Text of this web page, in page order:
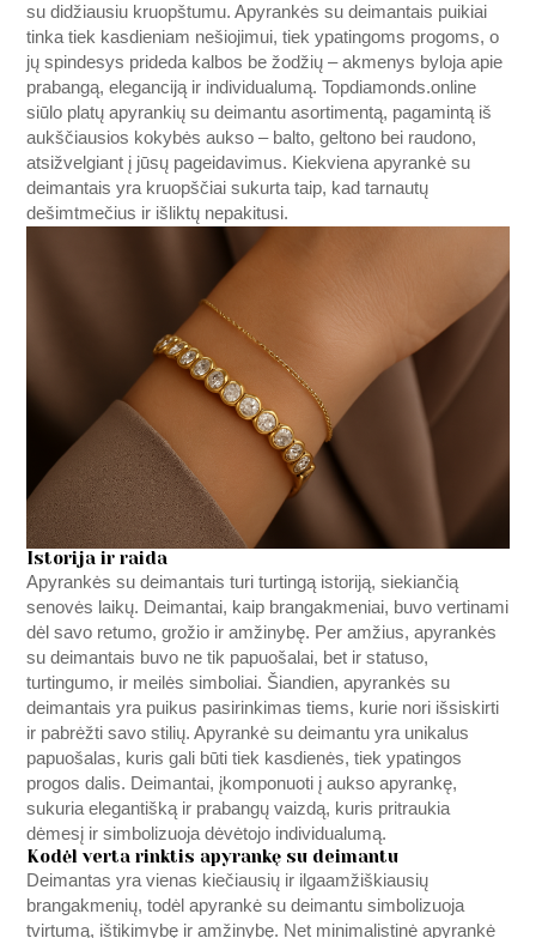
su didžiausiu kruopštumu. Apyrankės su deimantais puikiai
tinka tiek kasdieniam nešiojimui, tiek ypatingoms progoms, o
jų spindesys prideda kalbos be žodžių – akmenys byloja apie
prabangą, eleganciją ir individualumą.Topdiamonds.online
siūlo platų apyrankių su deimantu asortimentą, pagamintą iš
aukščiausios kokybės aukso – balto, geltono bei raudono,
atsižvelgiant į jūsų pageidavimus. Kiekviena apyrankė su
deimantais yra kruopščiai sukurta taip, kad tarnautų
dešimtmečius ir išliktų nepakitusi.
Istorija ir raida
Apyrankės su deimantais turi turtingą istoriją, siekiančią
senovės laikų. Deimantai, kaip brangakmeniai, buvo vertinami
dėl savo retumo, grožio ir amžinybę. Per amžius, apyrankės
su deimantais buvo ne tik papuošalai, bet ir statuso,
turtingumo, ir meilės simboliai. Šiandien, apyrankės su
deimantais yra puikus pasirinkimas tiems, kurie nori išsiskirti
ir pabrėžti savo stilių. Apyrankė su deimantu yra unikalus
papuošalas, kuris gali būti tiek kasdienės, tiek ypatingos
progos dalis. Deimantai, įkomponuoti į aukso apyrankę,
sukuria elegantišką ir prabangų vaizdą, kuris pritraukia
dėmesį ir simbolizuoja dėvėtojo individualumą.
Kodėl verta rinktis apyrankę su deimantu
Deimantas yra vienas kiečiausių ir ilgaamžiškiausių
brangakmenių, todėl apyrankė su deimantu simbolizuoja
tvirtumą, ištikimybę ir amžinybę. Net minimalistinė apyrankė